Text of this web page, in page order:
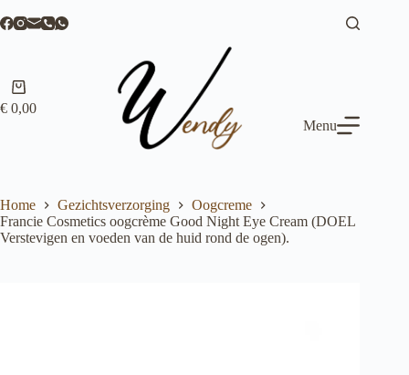
naar
Winkelwagen
€ 0,00
Menu
Home Gezichtsverzorging
Oogcreme
Francie Cosmetics oogcrème Good Night Eye Cream (DOEL
Verstevigen en voeden van de huid rond de ogen).